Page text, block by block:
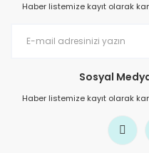
Haber listemize kayıt olarak
Sosyal
Haber listemize kayıt olarak